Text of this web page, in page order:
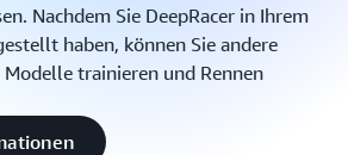
Nachdem Sie DeepRacer in Ihrem
haben, können Sie andere
trainieren und Rennen